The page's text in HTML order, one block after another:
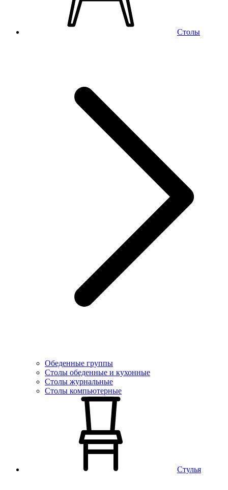
Столы
Обеденные группы
Столы обеденные и кухонные
Столы журнальные
Столы компьютерные
Стулья